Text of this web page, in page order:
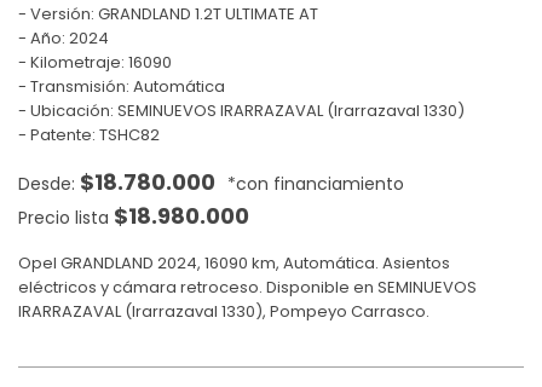
Versión: GRANDLAND 1.2T ULTIMATE AT
Año: 2024
Kilometraje: 16090
Transmisión: Automática
Ubicación: SEMINUEVOS IRARRAZAVAL (Irarrazaval 1330)
Patente: TSHC82
$18.780.000
Precio lista $18.980.000
Opel GRANDLAND 2024, 16090 km, Automática. Asientos
eléctricos y cámara retroceso. Disponible en SEMINUEVOS
IRARRAZAVAL (Irarrazaval 1330), Pompeyo Carrasco.